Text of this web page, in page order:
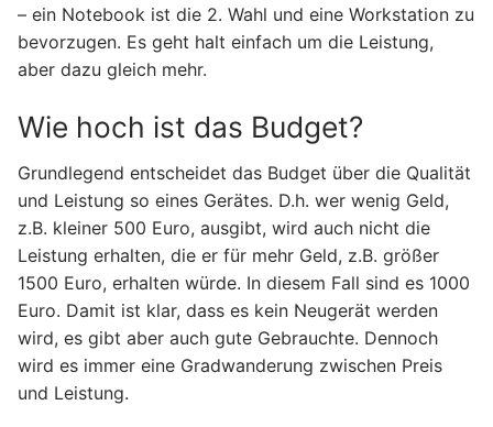
– ein Notebook ist die 2. Wahl und eine Workstation zu
bevorzugen. Es geht halt einfach um die Leistung,
aber dazu gleich mehr.
Wie hoch ist das Budget?
Grundlegend entscheidet das Budget über die Qualität
und Leistung so eines Gerätes. D.h. wer wenig Geld,
z.B. kleiner 500 Euro, ausgibt, wird auch nicht die
Leistung erhalten, die er für mehr Geld, z.B. größer
1500 Euro, erhalten würde. In diesem Fall sind es 1000
Euro. Damit ist klar, dass es kein Neugerät werden
wird, es gibt aber auch gute Gebrauchte. Dennoch
wird es immer eine Gradwanderung zwischen Preis
und Leistung.